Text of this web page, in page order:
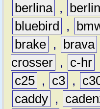
berlina ,
bluebird
,
brake , brava
crosser , c-hr
c25 , c3 ,
caddy ,